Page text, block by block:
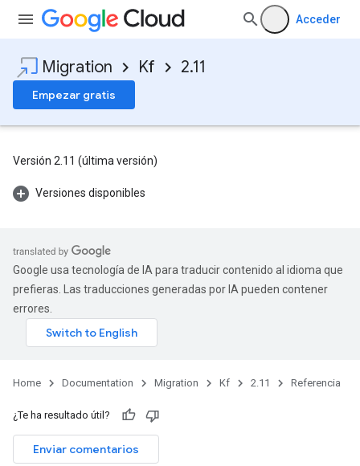
Acceder
Migration Kf 2.11
Empezar gratis
Versión 2.11 (última versión)
Versiones disponibles
Google usa tecnología de IA para traducir contenido al idioma que
prefieras. Las traducciones generadas por IA pueden contener
errores.
Home Documentation Migration Kf 2.11 Referencia
¿Te ha resultado útil?
Enviar comentarios